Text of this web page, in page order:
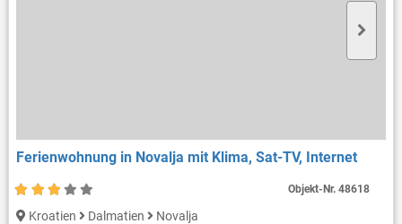
Ferienwohnung in Novalja mit Klima, Sat-TV, Internet
Kroatien Dalmatien Novalja
Objekt-Nr.48618